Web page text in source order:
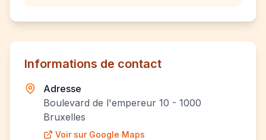
Informations de contact
Adresse
Boulevard de l'empereur 10 - 1000
Bruxelles
Voir sur Google Maps